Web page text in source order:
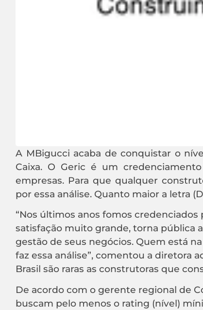
A MBigucci acaba de conquistar o
Caixa. O Geric é um
empresas. Para que qualquer
por essa análise. Quanto maior a letra
“Nos últimos anos fomos credenciados
satisfação muito grande, torna pública
gestão de seus negócios. Quem está
faz essa análise”, comentou a diretora
Brasil são raras as construtoras que
De acordo com o gerente regional de
buscam pelo menos o rating (nível)